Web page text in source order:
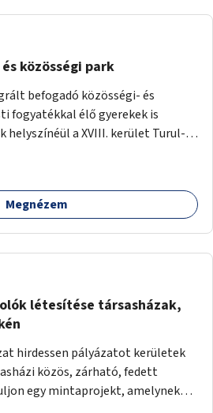
közösségi park
befogadó közösségi- és
fogyatékkal élő gyerekek is
helyszínéül a XVIII. kerület Turul-
Megnézem
létesítése társasházak,
hirdessen pályázatot kerületek
közös, zárható, fedett
egy mintaprojekt, amelynek